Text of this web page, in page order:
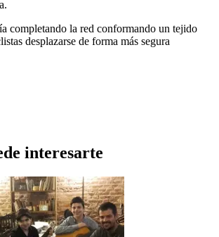
completando la red conformando un tejido
desplazarse de forma más segura
interesarte